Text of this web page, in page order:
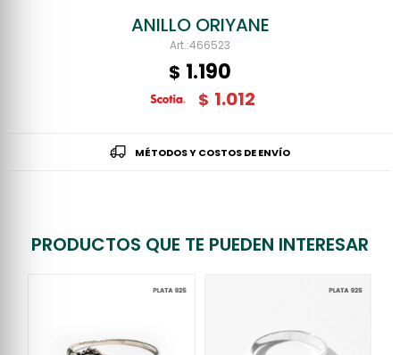
ANILLO ORIYANE
466523
$ 1.190
$ 1.012
MÉTODOS Y COSTOS DE ENVÍO
PRODUCTOS QUE TE PUEDEN INTERESAR